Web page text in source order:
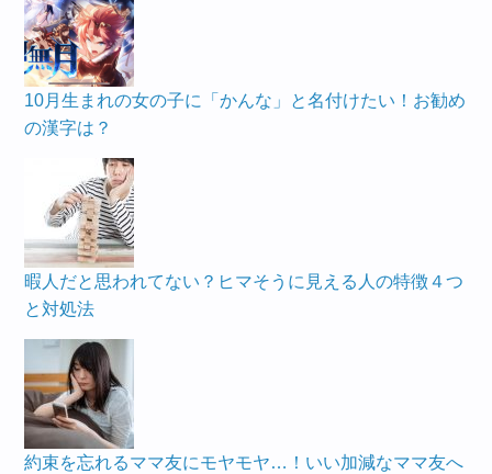
10月生まれの女の子に「かんな」と名付けたい！お勧め
の漢字は？
暇人だと思われてない？ヒマそうに見える人の特徴４つ
と対処法
約束を忘れるママ友にモヤモヤ…！いい加減なママ友へ